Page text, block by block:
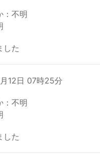
：不明
した
12日 07時25分
：不明
した